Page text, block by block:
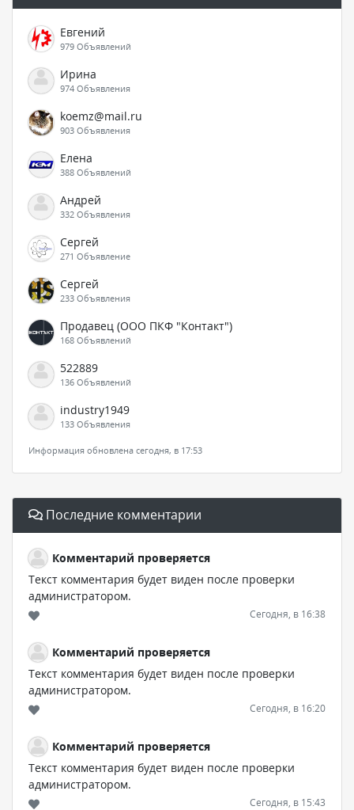
Евгений
979 Объявлений
Ирина
974 Объявления
koemz@mail.ru
903 Объявления
Елена
388 Объявлений
Андрей
332 Объявления
Сергей
271 Объявление
Сергей
233 Объявления
Продавец (ООО ПКФ "Контакт")
168 Объявлений
522889
136 Объявлений
industry1949
133 Объявления
Информация обновлена сегодня, в 17:53
Последние комментарии
Комментарий проверяется
Текст комментария будет виден после проверки
администратором.
Сегодня, в 16:38
Комментарий проверяется
Текст комментария будет виден после проверки
администратором.
Сегодня, в 16:20
Комментарий проверяется
Текст комментария будет виден после проверки
администратором.
Сегодня, в 15:43